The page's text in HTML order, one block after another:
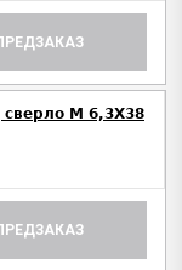
сверло М 6,3Х38